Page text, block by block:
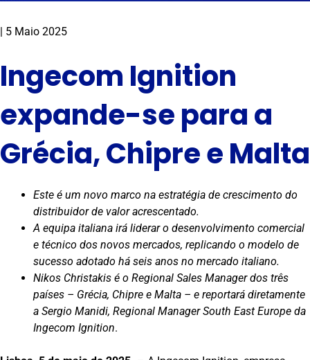
| 5 Maio 2025
Ingecom Ignition
expande-se para a
Grécia, Chipre e Malta
Este é um novo marco na estratégia de crescimento do
distribuidor de valor acrescentado.
A equipa italiana irá liderar o desenvolvimento comercial
e técnico dos novos mercados, replicando o modelo de
sucesso adotado há seis anos no mercado italiano.
Nikos Christakis é o Regional Sales Manager dos três
países – Grécia, Chipre e Malta – e reportará diretamente
a Sergio Manidi, Regional Manager South East Europe da
Ingecom Ignition.